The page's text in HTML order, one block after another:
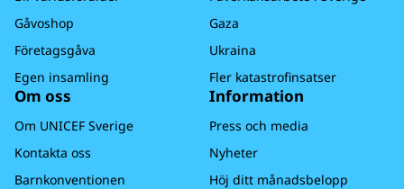
Gåvoshop
Företagsgåva
Egen insamling
Gaza
Ukraina
Fler katastrofinsatser
Om oss
Om UNICEF Sverige
Kontakta oss
Barnkonventionen
Information
Press och media
Nyheter
Höj ditt månadsbelopp